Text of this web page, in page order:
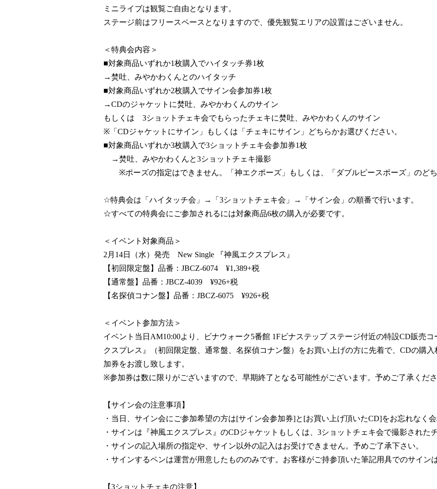
ミニライブは観覧ご自由となります。
ステージ前はフリースペースとなりますので、優先観覧エリアの設置はございません。
＜特典会内容＞
■対象商品いずれか1枚購入でハイタッチ券1枚
→焚吐、みやかわくんとのハイタッチ
■対象商品いずれか2枚購入でサイン会参加券1枚
→CDのジャケットに焚吐、みやかわくんのサイン
もしくは 3ショットチェキ会でもらったチェキに焚吐、みやかわくんのサイン
※「CDジャケットにサイン」もしくは「チェキにサイン」どちらかお選びください。
■対象商品いずれか3枚購入で3ショットチェキ会参加券1枚
→焚吐、みやかわくんと3ショットチェキ撮影
※ポーズの指定はできません。「神エクポーズ」もしくは、「ダブルピースポーズ」のどち
☆特典会は「ハイタッチ会」→「3ショットチェキ会」→「サイン会」の順番で行います。
☆すべての特典会にご参加されるには対象商品6枚の購入が必要です。
＜イベント対象商品＞
2月14日（水）発売 New Single 『神風エクスプレス』
【初回限定盤】品番：JBCZ-6074 ¥1,389+税
【通常盤】品番：JBCZ-4039 ¥926+税
【名探偵コナン盤】品番：JBCZ-6075 ¥926+税
＜イベント参加方法＞
イベント当日AM10:00より、ビナウォーク5番館 1Fビナステップ ステージ付近の特設CD販売
クスプレス』（初回限定盤、通常盤、名探偵コナン盤）をお買い上げの方に先着で、CDの購
加券をお渡し致します。
※参加券は数に限りがございますので、早期終了となる可能性がございます。予めご了承くださ
【サイン会の注意事項】
・当日、サイン会にご参加希望の方は[サイン会参加券]と[お買い上げ頂いたCD]をお忘れなく会
・サインは『神風エクスプレス』のCDジャケットもしくは、3ショットチェキ会で撮影された
・サインの記入場所の指定や、サイン以外の記入はお受けできません。予めご了承下さい。
・サインするペンは運営が用意したもののみです。お客様がご持参頂いた筆記用具でのサイン
【3ショットチェキの注意】